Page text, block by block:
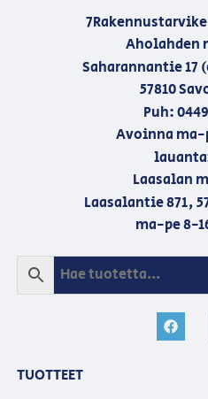
Aholahden
Saharannantie 17
57810
Puh:
Avoinna ma-
Laasalan
Laasalantie 871,
ma-pe 8-
TUOTTEET